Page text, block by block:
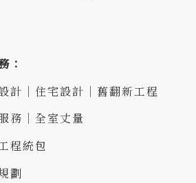
：
計｜住宅設計｜舊翻新工程
務｜全室丈量
程統包
劃